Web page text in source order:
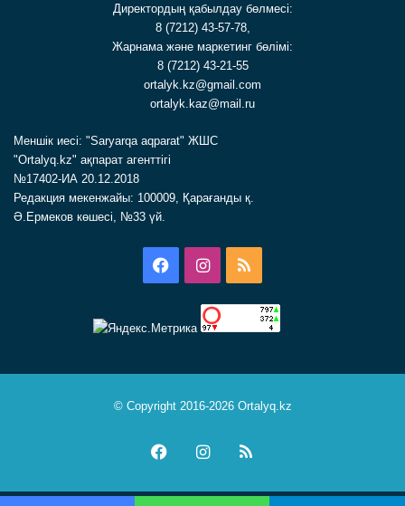
Директордың қабылдау бөлмесі:
8 (7212) 43-57-78,
Жарнама және маркетинг бөлімі:
8 (7212) 43-21-55
ortalyk.kz@gmail.com
ortalyk.kaz@mail.ru
Меншік иесі: "Saryarqa aqparat" ЖШС
"Ortalyq.kz" ақпарат агенттігі
№17402-ИА 20.12.2018
Редакция мекенжайы: 100009, Қарағанды қ.
Ә.Ермеков көшесі, №33 үй.
FacebookInstagram
© Copyright 2016-2026 Ortalyq.kz
FacebookInstagram